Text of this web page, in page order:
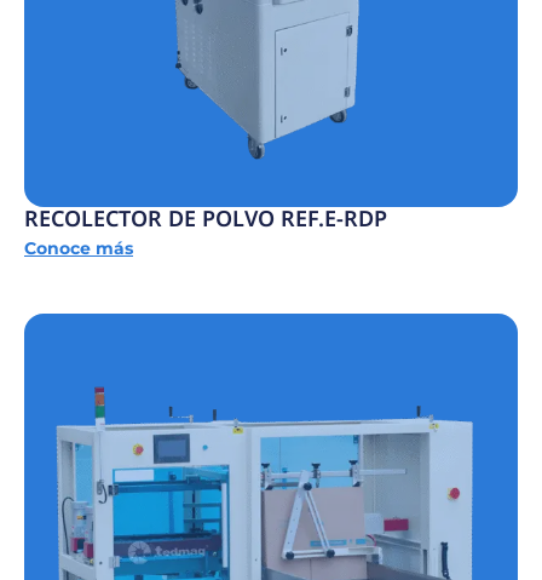
RECOLECTOR DE POLVO REF.E-RDP
Conoce más